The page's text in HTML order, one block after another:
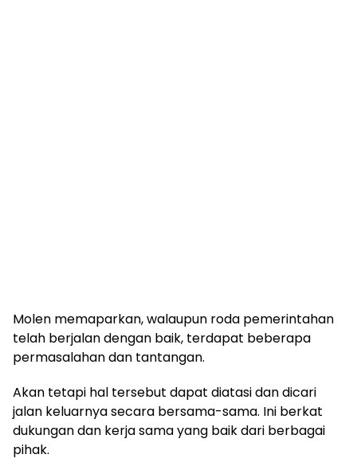
Molen memaparkan, walaupun roda pemerintahan
telah berjalan dengan baik, terdapat beberapa
permasalahan dan tantangan.
Akan tetapi hal tersebut dapat diatasi dan dicari
jalan keluarnya secara bersama-sama. Ini berkat
dukungan dan kerja sama yang baik dari berbagai
pihak.